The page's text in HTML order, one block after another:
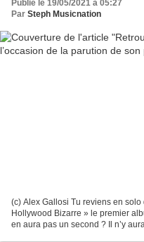
Publié le 19/05/2021 à 05:27
Par Steph Musicnation
(c) Alex Gallosi Tu reviens en
Hollywood Bizarre » le premier
en aura pas un second ? Il n’y